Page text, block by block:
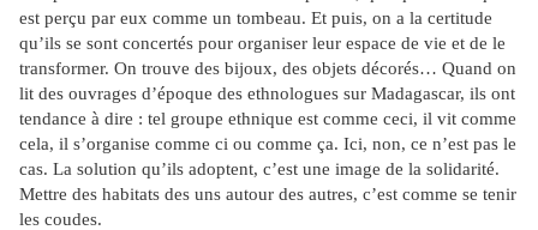
est perçu par eux comme un tombeau. Et puis, on a la certitude
qu’ils se sont concertés pour organiser leur espace de vie et de le
transformer. On trouve des bijoux, des objets décorés… Quand on
lit des ouvrages d’époque des ethnologues sur Madagascar, ils ont
tendance à dire : tel groupe ethnique est comme ceci, il vit comme
cela, il s’organise comme ci ou comme ça. Ici, non, ce n’est pas le
cas. La solution qu’ils adoptent, c’est une image de la solidarité.
Mettre des habitats des uns autour des autres, c’est comme se tenir
les coudes.